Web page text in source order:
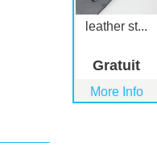
leather st...
Gratuit
More Info